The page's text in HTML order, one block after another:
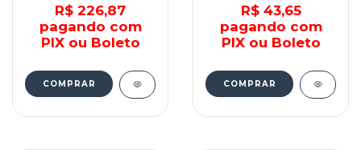
R$ 226,87
pagando com
PIX ou Boleto
R$ 43,65
pagando com
PIX ou Boleto